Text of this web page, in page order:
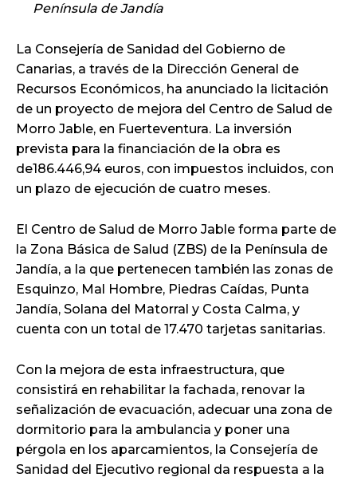
Península de Jandía
La Consejería de Sanidad del Gobierno de
Canarias, a través de la Dirección General de
Recursos Económicos, ha anunciado la licitación
de un proyecto de mejora del Centro de Salud de
Morro Jable, en Fuerteventura. La inversión
prevista para la financiación de la obra es
de186.446,94 euros, con impuestos incluidos, con
un plazo de ejecución de cuatro meses.
El Centro de Salud de Morro Jable forma parte de
la Zona Básica de Salud (ZBS) de la Península de
Jandía, a la que pertenecen también las zonas de
Esquinzo, Mal Hombre, Piedras Caídas, Punta
Jandía, Solana del Matorral y Costa Calma, y
cuenta con un total de 17.470 tarjetas sanitarias.
Con la mejora de esta infraestructura, que
consistirá en rehabilitar la fachada, renovar la
señalización de evacuación, adecuar una zona de
dormitorio para la ambulancia y poner una
pérgola en los aparcamientos, la Consejería de
Sanidad del Ejecutivo regional da respuesta a la